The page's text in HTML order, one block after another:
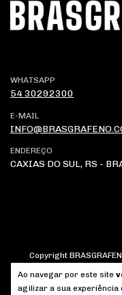
Ao navegar por este site
agilizar a sua experiência
WHATSAPP
E-MAIL
ENDEREÇO
CAXIAS DO SUL, RS -